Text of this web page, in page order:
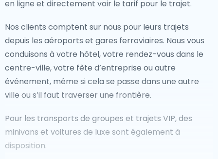
en ligne et directement voir le tarif pour le trajet.
Nos clients comptent sur nous pour leurs trajets
depuis les aéroports et gares ferroviaires. Nous vous
conduisons à votre hôtel, votre rendez-vous dans le
centre-ville, votre fête d’entreprise ou autre
événement, même si cela se passe dans une autre
ville ou s’il faut traverser une frontière.
Pour les transports de groupes et trajets VIP, des
minivans et voitures de luxe sont également à
disposition.